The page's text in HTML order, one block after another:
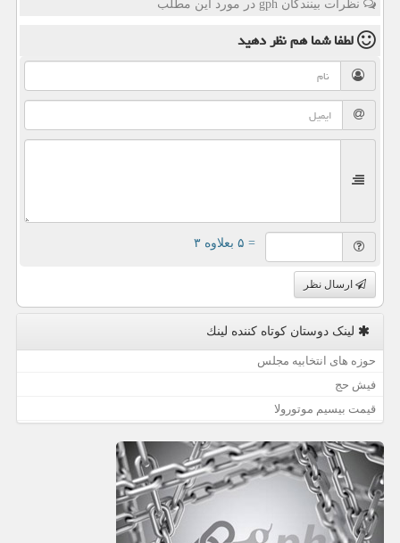
نظرات بینندگان gph در مورد این مطلب
لطفا شما همنظر دهید
= ۵ بعلاوه ۳
ارسال نظر
لینک دوستان كوتاه كننده لینك
حوزه های انتخابیه مجلس
فیش حج
قیمت بیسیم موتورولا